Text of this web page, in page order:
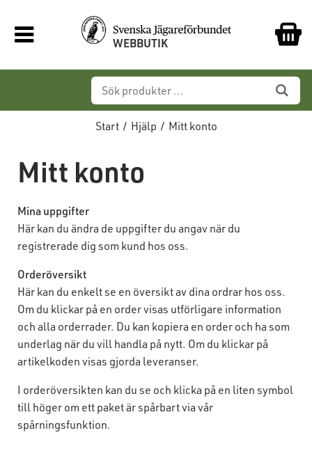
WEBBUTIK
Start / Hjälp / Mitt konto
Mitt konto
Mina uppgifter
Här kan du ändra de uppgifter du angav när du
registrerade dig som kund hos oss.
Orderöversikt
Här kan du enkelt se en översikt av dina ordrar hos oss.
Om du klickar på en order visas utförligare information
och alla orderrader. Du kan kopiera en order och ha som
underlag när du vill handla på nytt. Om du klickar på
artikelkoden visas gjorda leveranser.
I orderöversikten kan du se och klicka på en liten symbol
till höger om ett paket är spårbart via vår
spårningsfunktion.